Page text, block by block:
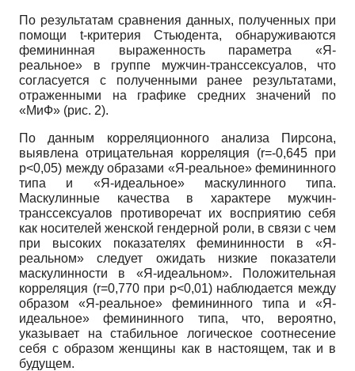
По результатам сравнения данных, полученных при
помощи t-критерия Стьюдента, обнаруживаются
фемининная выраженность параметра «Я-
реальное» в группе мужчин-транссексуалов, что
согласуется с полученными ранее результатами,
отраженными на графике средних значений по
«МиФ» (рис. 2).
По данным корреляционного анализа Пирсона,
выявлена отрицательная корреляция (r=-0,645 при
p<0,05) между образами «Я-реальное» фемининного
типа и «Я-идеальное» маскулинного типа.
Маскулинные качества в характере мужчин-
транссексуалов противоречат их восприятию себя
как носителей женской гендерной роли, в связи с чем
при высоких показателях фемининности в «Я-
реальном» следует ожидать низкие показатели
маскулинности в «Я-идеальном». Положительная
корреляция (r=0,770 при p<0,01) наблюдается между
образом «Я-реальное» фемининного типа и «Я-
идеальное» фемининного типа, что, вероятно,
указывает на стабильное логическое соотнесение
себя с образом женщины как в настоящем, так и в
будущем.